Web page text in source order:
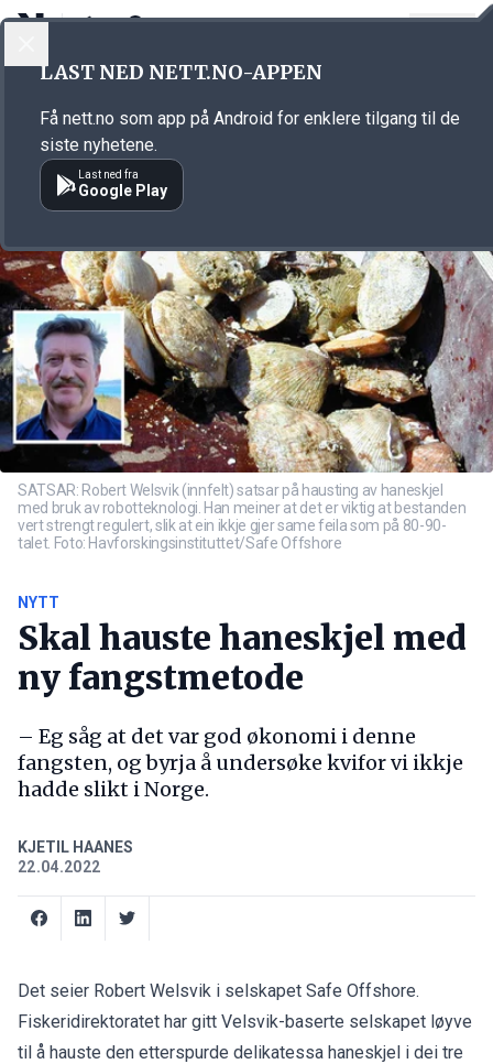
Annonsørinnhold
SATSAR: Robert Welsvik (innfelt) satsar på hausting av haneskjel
med bruk av robotteknologi. Han meiner at det er viktig at bestanden
vert strengt regulert, slik at ein ikkje gjer same feila som på 80-90-
talet. Foto: Havforskingsinstituttet/Safe Offshore
NYTT
Skal hauste haneskjel med
ny fangstmetode
– Eg såg at det var god økonomi i denne
fangsten, og byrja å undersøke kvifor vi ikkje
hadde slikt i Norge.
KJETIL HAANES
22.04.2022
Det seier Robert Welsvik i selskapet Safe Offshore.
Fiskeridirektoratet har gitt Velsvik-baserte selskapet løyve
til å hauste den etterspurde delikatessa haneskjel i dei tre
LAST NED NETT.NO-APPEN
Få nett.no som app på Android for enklere tilgang til de
siste nyhetene.
Last ned fra
Google Play